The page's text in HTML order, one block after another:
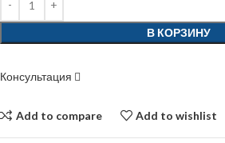
В КОРЗИНУ
Консультация
Add to compare Add to wishlist